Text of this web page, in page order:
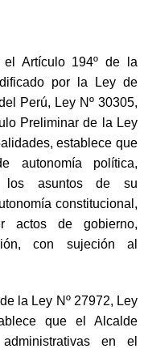
Artículo 194º de la
por la Ley de
Perú, Ley Nº 30305,
Preliminar de la Ley
establece que
autonomía política,
los asuntos de su
constitucional,
actos de gobierno,
con sujeción al
la Ley Nº 27972, Ley
que el Alcalde
en el